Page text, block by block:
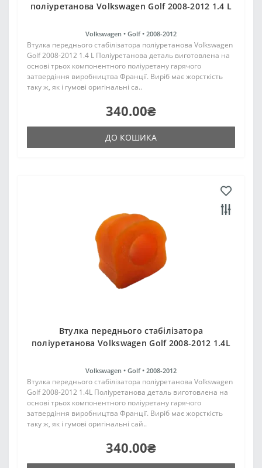
поліуретанова Volkswagen Golf 2008-2012 1.4 L
Volkswagen • Golf • 2008-2012
Втулка переднього стабілізатора поліуретанова Volkswagen
Golf 2008-2012 1.4 L Поліуретанова деталь виготовлена на
основі трьох компонентного поліуретану гарячого
затвердіння виробництва Франції. Виріб має жорсткість
таку ж, як і гумові оригінальні са..
340.00₴
ДО КОШИКА
Втулка переднього стабілізатора
поліуретанова Volkswagen Golf 2008-2012 1.4L
Volkswagen • Golf • 2008-2012
Втулка переднього стабілізатора поліуретанова Volkswagen
Golf 2008-2012 1.4L Поліуретанова деталь виготовлена на
основі трьох компонентного поліуретану гарячого
затвердіння виробництва Франції. Виріб має жорсткість
таку ж, як і гумові оригінальні сай..
340.00₴